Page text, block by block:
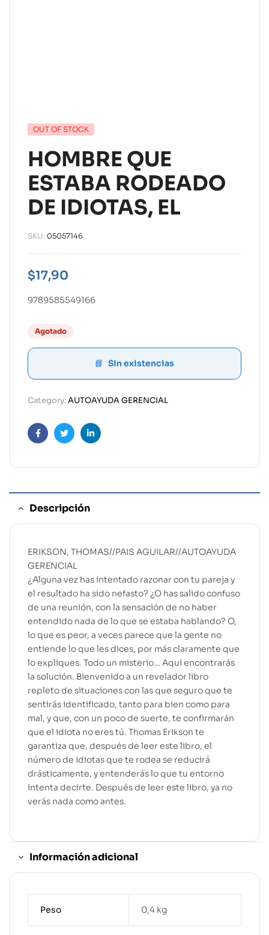
OUT OF STOCK
HOMBRE QUE
ESTABA RODEADO
DE IDIOTAS, EL
SKU: 05057146
$17,90
9789585549166
Agotado
Sin existencias
Category:AUTOAYUDA GERENCIAL
FacebookTwitterLinkedin
Descripción
ERIKSON, THOMAS//PAIS AGUILAR//AUTOAYUDA
GERENCIAL
¿Alguna vez has intentado razonar con tu pareja y
el resultado ha sido nefasto? ¿O has salido confuso
de una reunión, con la sensación de no haber
entendido nada de lo que se estaba hablando? O,
lo que es peor, a veces parece que la gente no
entiende lo que les dices, por más claramente que
lo expliques. Todo un misterio… Aquí encontrarás
la solución. Bienvenido a un revelador libro
repleto de situaciones con las que seguro que te
sentirás identificado, tanto para bien como para
mal, y que, con un poco de suerte, te confirmarán
que el idiota no eres tú. Thomas Erikson te
garantiza que, después de leer este libro, el
número de idiotas que te rodea se reducirá
drásticamente, y entenderás lo que tu entorno
intenta decirte. Después de leer este libro, ya no
verás nada como antes.
Información adicional
Peso 0,4 kg